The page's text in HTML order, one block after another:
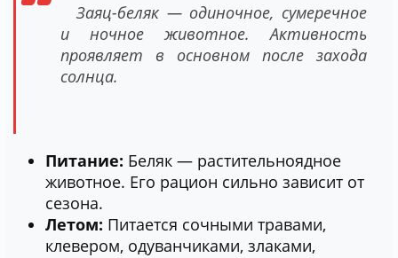
Заяц-беляк — одиночное, сумеречное
и ночное животное. Активность
проявляет в основном после захода
солнца.
Питание: Беляк — растительноядное
животное. Его рацион сильно зависит от
сезона.
Летом: Питается сочными травами,
клевером, одуванчиками, злаками,